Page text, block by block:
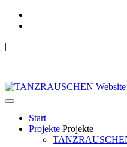
|
Start
Projekte Projekte